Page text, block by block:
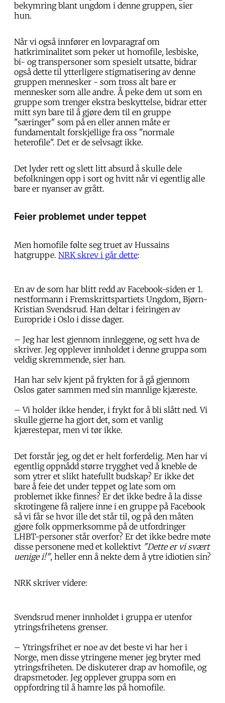
bekymring blant ungdom i denne gruppen, sier
hun.
Når vi også innfører en lovparagraf om
hatkriminalitet som peker ut homofile, lesbiske,
bi- og transpersoner som spesielt utsatte, bidrar
også dette til ytterligere stigmatisering av denne
gruppen mennesker - som tross alt bare er
mennesker som alle andre. Å peke dem ut som en
gruppe som trenger ekstra beskyttelse, bidrar etter
mitt syn bare til å gjøre dem til en gruppe
"særinger" som på en eller annen måte er
fundamentalt forskjellige fra oss "normale
heterofile". Det er de selvsagt ikke.
Det lyder rett og slett litt absurd å skulle dele
befolkningen opp i sort og hvitt når vi egentlig alle
bare er nyanser av grått.
Feier problemet under teppet
Men homofile følte seg truet av Hussains
hatgruppe. NRK skrev i går dette:
En av de som har blitt redd av Facebook-siden er 1.
nestformann i Fremskrittspartiets Ungdom, Bjørn-
Kristian Svendsrud. Han deltar i feiringen av
Europride i Oslo i disse dager.
– Jeg har lest gjennom innleggene, og sett hva de
skriver. Jeg opplever innholdet i denne gruppa som
veldig skremmende, sier han.
Han har selv kjent på frykten for å gå gjennom
Oslos gater sammen med sin mannlige kjæreste.
– Vi holder ikke hender, i frykt for å bli slått ned. Vi
skulle gjerne ha gjort det, som et vanlig
kjærestepar, men vi tør ikke.
Det forstår jeg, og det er helt forferdelig. Men har vi
egentlig oppnådd større trygghet ved å kneble de
som ytrer et slikt hatefullt budskap? Er ikke det
bare å feie det under teppet og late som om
problemet ikke finnes? Er det ikke bedre å la disse
skrotingene få raljere inne i en gruppe på Facebook
så vi får se hvor ille det står til, og på den måten
gjøre folk oppmerksomme på de utfordringer
LHBT-personer står overfor? Er det ikke bedre møte
disse personene med et kollektivt "Dette er vi svært
uenige i!", heller enn å nekte dem å ytre idiotien sin?
NRK skriver videre:
Svendsrud mener innholdet i gruppa er utenfor
ytringsfrihetens grenser.
– Ytringsfrihet er noe av det beste vi har her i
Norge, men disse ytringene mener jeg bryter med
ytringsfriheten. De diskuterer drap av homofile, og
drapsmetoder. Jeg opplever gruppa som en
oppfordring til å hamre løs på homofile.